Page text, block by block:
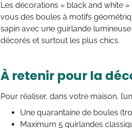
Les décorations « black and white
vous des boules à motifs
sapin avec une guirlande
décorés et surtout les plus chics.
À retenir pour la
Pour réaliser, dans votre maison, l’un
Une quarantaine de boules
Maximum 5 guirlandes